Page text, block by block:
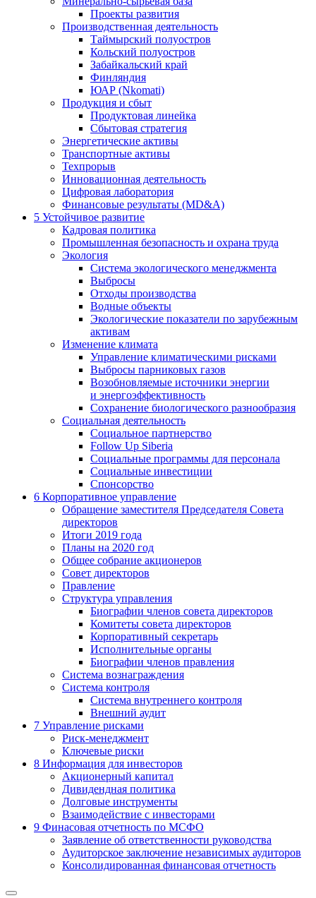
Проекты развития
Производственная деятельность
Таймырский полуостров
Кольский полуостров
Забайкальский край
Финляндия
ЮАР (Nkomati)
Продукция и сбыт
Продуктовая линейка
Сбытовая стратегия
Энергетические активы
Транспортные активы
Техпрорыв
Инновационная деятельность
Цифровая лаборатория
Финансовые результаты (MD&A)
5 Устойчивое развитие
Кадровая политика
Промышленная безопасность и охрана труда
Экология
Система экологического менеджмента
Выбросы
Отходы производства
Водные объекты
Экологические показатели по зарубежным
активам
Изменение климата
Управление климатическими рисками
Выбросы парниковых газов
Возобновляемые источники энергии
и энергоэффективность
Сохранение биологического разнообразия
Социальная деятельность
Социальное партнерство
Follow Up Siberia
Социальные программы для персонала
Социальные инвестиции
Спонсорство
6 Корпоративное управление
Обращение заместителя Председателя Совета
директоров
Итоги 2019 года
Планы на 2020 год
Общее собрание акционеров
Совет директоров
Правление
Структура управления
Биографии членов совета директоров
Комитеты совета директоров
Корпоративный секретарь
Исполнительные органы
Биографии членов правления
Система вознаграждения
Система контроля
Система внутреннего контроля
Внешний аудит
7 Управление рисками
Риск-менеджмент
Ключевые риски
8 Информация для инвесторов
Акционерный капитал
Дивидендная политика
Долговые инструменты
Взаимодействие с инвеcторами
9 Финасовая отчетность по МСФО
Заявление об ответственности руководства
Аудиторское заключение независимых аудиторов
Консолидированная финансовая отчетность